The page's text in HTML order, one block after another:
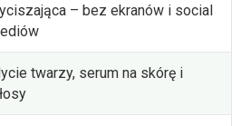
– bez ekranów i social
twarzy, serum na skórę i